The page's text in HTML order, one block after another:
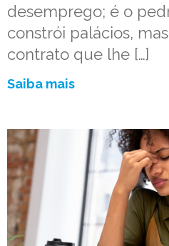
desemprego; é o
constrói palácios,
contrato que lhe […]
Saiba mais